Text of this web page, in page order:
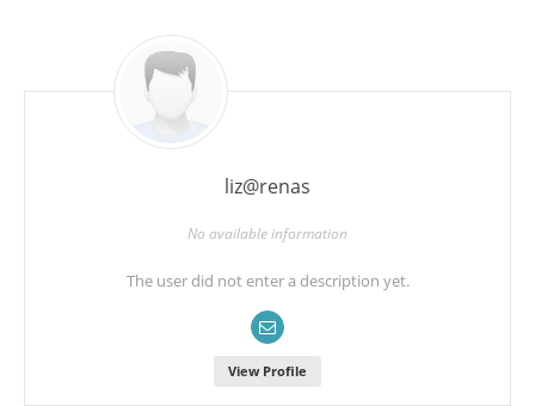
liz@renas
No available information
The user did not enter a description yet.
View Profile